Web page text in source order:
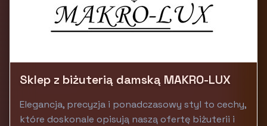
Sklep z biżuterią damską MAKRO-LUX
Elegancja, precyzja i ponadczasowy styl to cechy,
które doskonale opisują naszą ofertę biżuterii i